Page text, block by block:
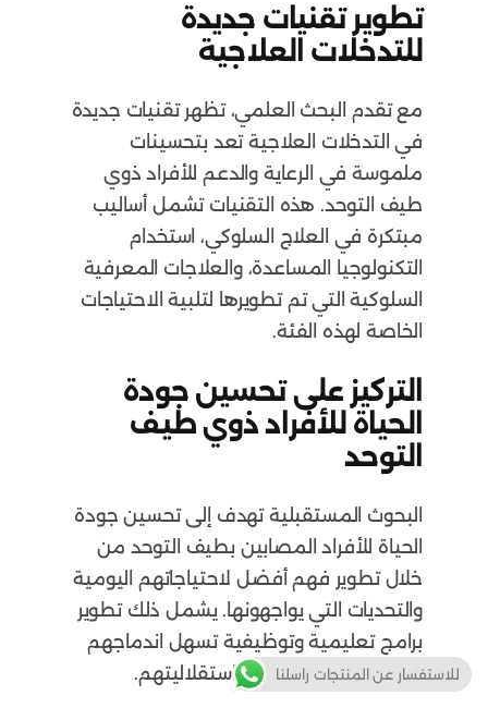
تطوير تقنيات جديدة
للتدخلات العلاجية
مع تقدم البحث العلمي، تظهر تقنيات جديدة
في التدخلات العلاجية تعد بتحسينات
ملموسة في الرعاية والدعم للأفراد ذوي
طيف التوحد. هذه التقنيات تشمل أساليب
مبتكرة في العلاج السلوكي، استخدام
التكنولوجيا المساعدة، والعلاجات المعرفية
السلوكية التي تم تطويرها لتلبية الاحتياجات
الخاصة لهذه الفئة.
التركيز على تحسين جودة
الحياة للأفراد ذوي طيف
التوحد
البحوث المستقبلية تهدف إلى تحسين جودة
الحياة للأفراد المصابين بطيف التوحد من
خلال تطوير فهم أفضل لاحتياجاتهم اليومية
والتحديات التي يواجهونها. يشمل ذلك تطوير
برامج تعليمية وتوظيفية تسهل اندماجهم
في المجتمع وتعزز من استقلاليتهم.
للاستفسار عن المنتجات راسلنا